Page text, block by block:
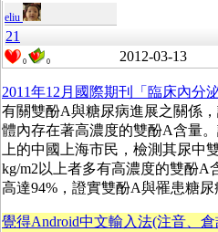
eliu
21
0 0 2012-03-13
2011年12月國際期刊「臨床內分
有關雙酚A與糖尿病進展之關係
體內存在著高濃度的雙酚A含量
上的中國上海市民，檢測其尿中
kg/m2以上者多有高濃度的雙酚A
高達94%，證實雙酚A與罹患糖尿
覺得Android中文輸入法(注音、